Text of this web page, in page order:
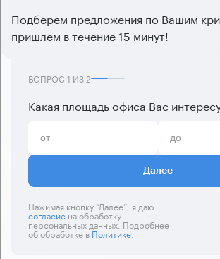
Подберем предложения по Вашим
пришлем в течение 15 минут!
ВОПРОС 1 ИЗ2
Какая площадь офиса Вас
Далее
Нажимая кнопку “Далее”, я даю
согласиена обработку
персональных данных. Подробнее
об обработке вПолитике.